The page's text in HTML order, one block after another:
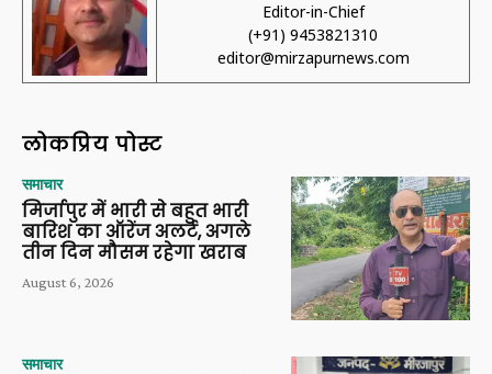
Editor-in-Chief
(+91) 9453821310
editor@mirzapurnews.com
लोकप्रिय पोस्ट
समाचार
मिर्जापुर में भारी से बहुत भारी
बारिश का ऑरेंज अलर्ट, अगले
तीन दिन मौसम रहेगा खराब
August 6, 2026
समाचार